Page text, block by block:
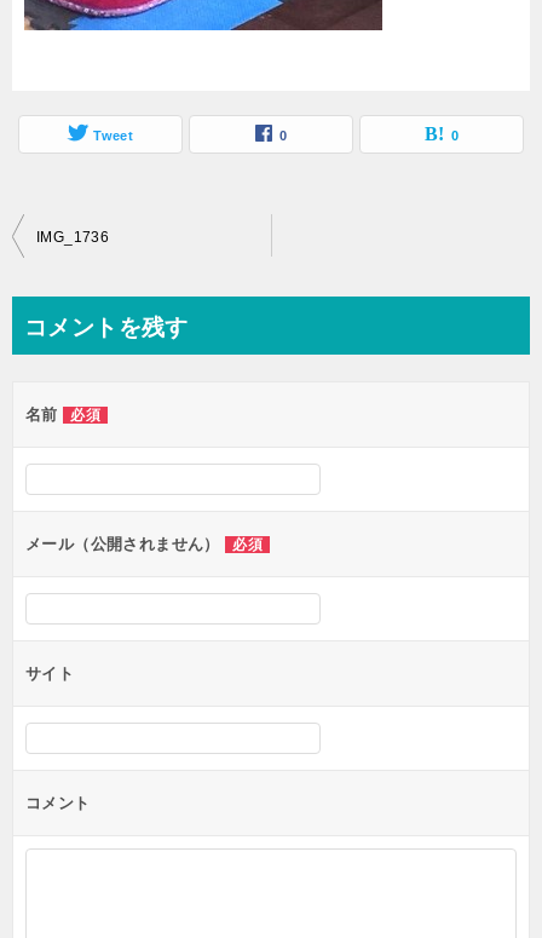
Tweet 0 0
投
ビ
ー
シ
ン
IMG_1736
コメントを残す
名前 必須
メール（公開されません） 必須
サイト
コメント